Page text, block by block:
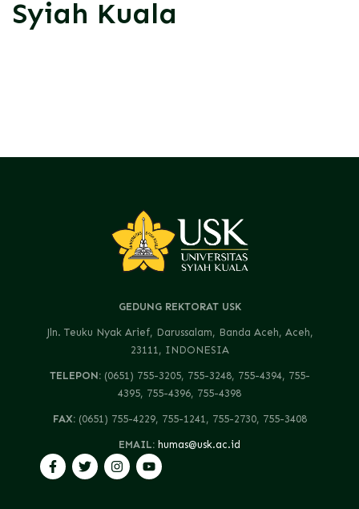
Syiah Kuala
GEDUNG REKTORAT USK
Jln. Teuku Nyak Arief, Darussalam, Banda Aceh, Aceh,
23111, INDONESIA
TELEPON: (0651) 755-3205, 755-3248, 755-4394, 755-
4395, 755-4396, 755-4398
FAX: (0651) 755-4229, 755-1241, 755-2730, 755-3408
EMAIL: humas@usk.ac.id